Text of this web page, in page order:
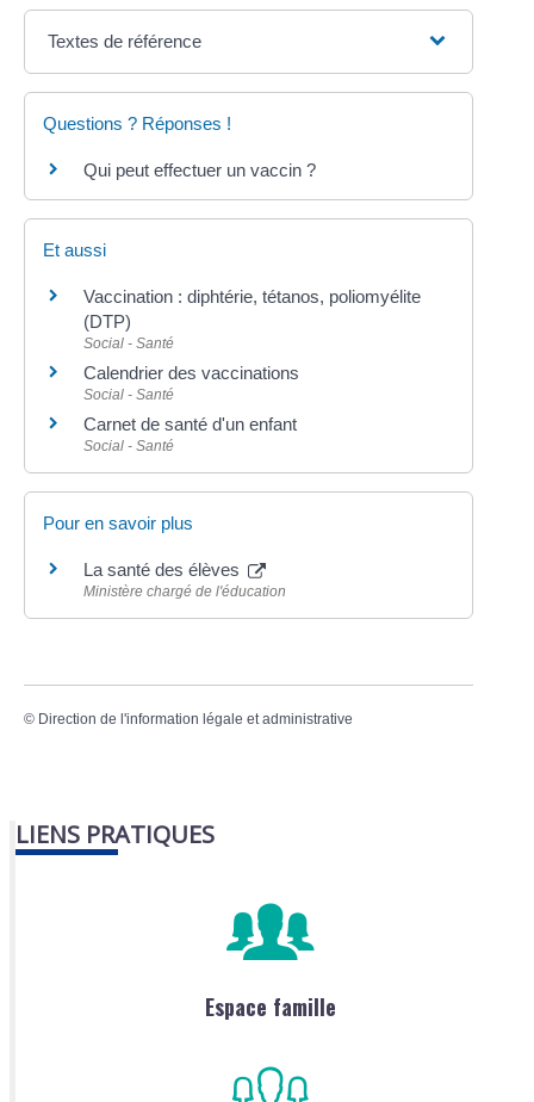
Textes de référence
Questions ? Réponses !
Qui peut effectuer un vaccin ?
Et aussi
Vaccination : diphtérie, tétanos, poliomyélite
(DTP)
Social - Santé
Calendrier des vaccinations
Social - Santé
Carnet de santé d'un enfant
Social - Santé
Pour en savoir plus
La santé des élèves
Ministère chargé de l'éducation
© Direction de l'information légale et administrative
LIENS PRATIQUES
Espace famille